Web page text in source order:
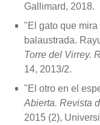
Gallimard, 2018.
"El gato que
balaustrada.
Torre del Virrey.
14, 2013/2.
"El otro en el
Abierta. Revista
2015 (2),